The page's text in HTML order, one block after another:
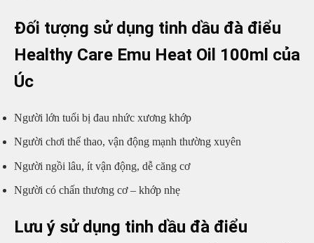
Đối tượng sử dụng tinh dầu đà điểu
Healthy Care Emu Heat Oil 100ml của
Úc
Người lớn tuổi bị đau nhức xương khớp
Người chơi thể thao, vận động mạnh thường xuyên
Người ngồi lâu, ít vận động, dễ căng cơ
Người có chấn thương cơ – khớp nhẹ
Lưu ý sử dụng tinh dầu đà điểu